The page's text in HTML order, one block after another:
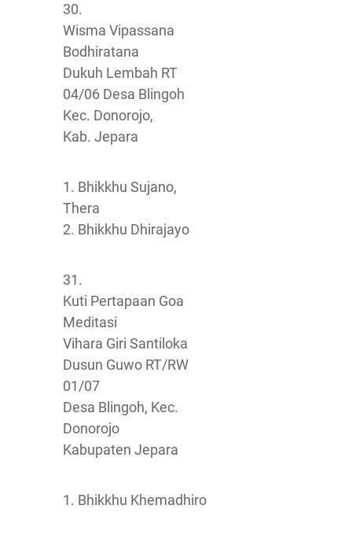
30.
Wisma Vipassana
Bodhiratana
Dukuh Lembah RT
04/06 Desa Blingoh
Kec. Donorojo,
Kab. Jepara
1. Bhikkhu Sujano,
Thera
2. Bhikkhu Dhirajayo
31.
Kuti Pertapaan Goa
Meditasi
Vihara Giri Santiloka
Dusun Guwo RT/RW
01/07
Desa Blingoh, Kec.
Donorojo
Kabupaten Jepara
1. Bhikkhu Khemadhiro